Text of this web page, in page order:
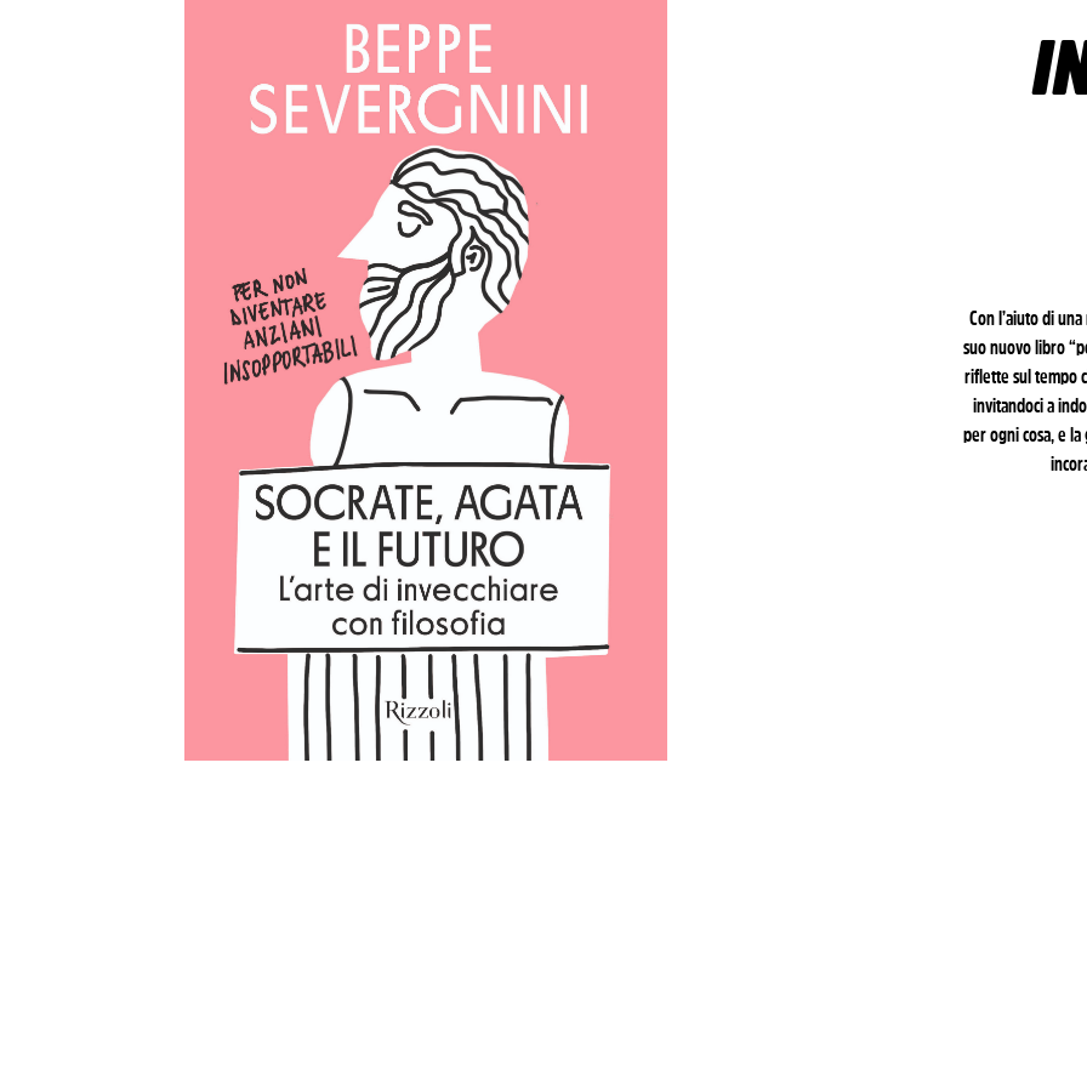
Con l’aiuto di
suo nuovo libro
riflette sul tempo
invitandoci a
per ogni cosa, e